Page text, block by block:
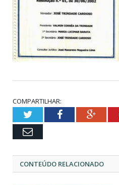
COMPARTILHAR:
TwitterFacebook
Email
CONTEÚDO RELACIONADO